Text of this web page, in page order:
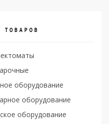
ТОВАРОВ
оборудование
оборудование
оборудование